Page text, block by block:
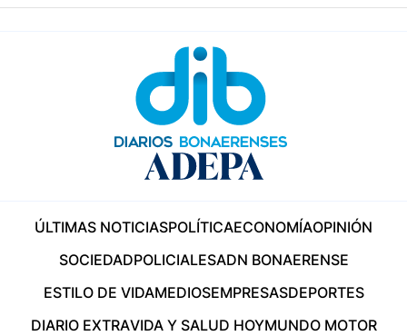
ÚLTIMAS NOTICIASPOLÍTICAECONOMÍAOPINIÓN
SOCIEDADPOLICIALESADN BONAERENSE
ESTILO DE VIDAMEDIOSEMPRESASDEPORTES
DIARIO EXTRAVIDA Y SALUD HOYMUNDO MOTOR